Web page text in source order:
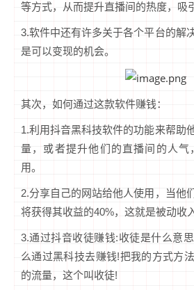
等方式，从而提升直播间的热度，吸
3.软件中还有许多关于各个平台的解
是可以变现的机会。
其次，如何通过这款软件赚钱：
1.利用抖音黑科技软件的功能来帮助
量，或者提升他们的直播间的人气
用。
2.分享自己的网站给他人使用，当他
将获得其收益的40%，这就是被动收入
3.通过抖音收徒赚钱:收徒是什么意
么通过黑科技去赚钱!把我的方式方
的流量，这个叫收徒!